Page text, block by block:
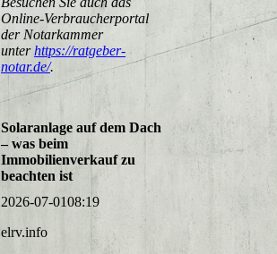
Online-Verbraucherportal
der Notarkammer
unterhttps://ratgeber-
notar.de/.
Solaranlage auf dem Dach
– was beim
Immobilienverkauf zu
beachten ist
2026-07-0108:19
elrv.info